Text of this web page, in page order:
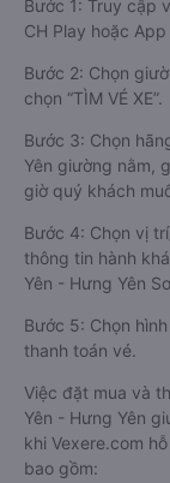
Bước 1: Truy cập
CH Play hoặc App
Bước 2: Chọn
chọn “TÌM VÉ XE”.
Bước 3: Chọn
Yên giường nằm,
giờ quý khách
Bước 4: Chọn vị
thông tin hành
Yên - Hưng Yên
Bước 5: Chọn
thanh toán vé.
Việc đặt mua và
Yên - Hưng Yên
khi Vexere.com
bao gồm: